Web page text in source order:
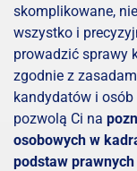
skomplikowane,
wszystko i
prowadzić sprawy
zgodnie z
kandydatów i
pozwolą Ci na
osobowych w
podstaw